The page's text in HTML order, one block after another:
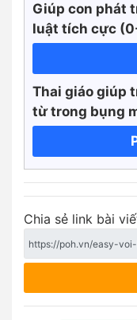
Giúp con phát
luật tích cực
Thai giáo giúp
từ trong bụng
Chia sẻ link bài